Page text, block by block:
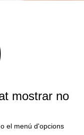
mostrar no
el menú d'opcions